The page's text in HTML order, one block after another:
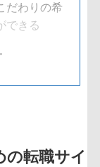
だわりの希
できる
の転職サイ